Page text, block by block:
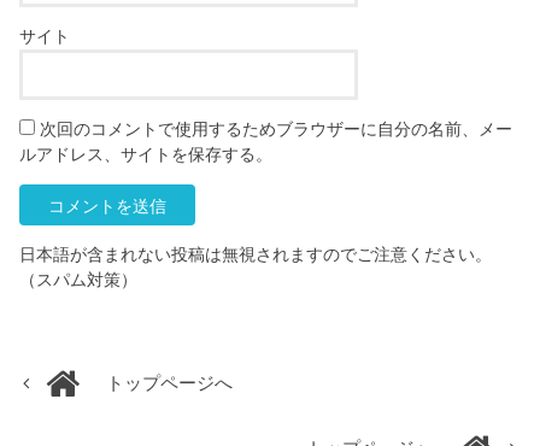
サイト
次回のコメントで使用するためブラウザーに自分の名前、メー
ルアドレス、サイトを保存する。
日本語が含まれない投稿は無視されますのでご注意ください。
（スパム対策）
トップページへ